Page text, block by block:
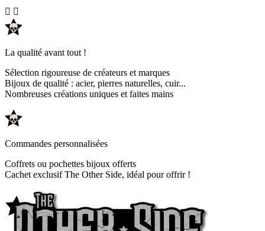
 
La qualité avant tout !
Sélection rigoureuse de créateurs et marques
Bijoux de qualité : acier, pierres naturelles, cuir...
Nombreuses créations uniques et faites mains
Commandes personnalisées
Coffrets ou pochettes bijoux offerts
Cachet exclusif The Other Side, idéal pour offrir !